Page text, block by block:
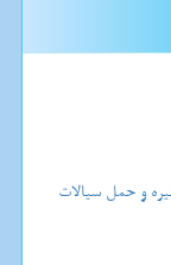
و حمل سیالات